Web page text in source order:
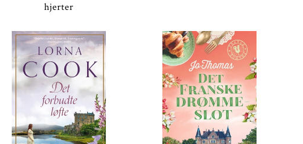
hjerter